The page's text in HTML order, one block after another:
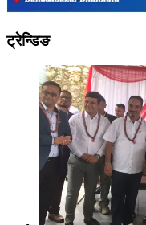
ट्रेन्डिङ